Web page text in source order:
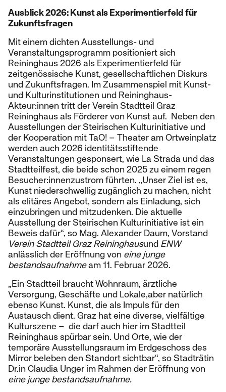
Ausblick 2026: Kunst als Experimentierfeld für
Zukunftsfragen
Mit einem dichten Ausstellungs- und
Veranstaltungsprogramm positioniert sich
Reininghaus 2026 als Experimentierfeld für
zeitgenössische Kunst, gesellschaftlichen Diskurs
und Zukunftsfragen. Im Zusammenspiel mit Kunst-
und Kulturinstitutionen und Reininghaus-
Akteur:innen tritt der Verein Stadtteil Graz
Reininghaus als Förderer von Kunst auf. Neben den
Ausstellungen der Steirischen Kulturinitiative und
der Kooperation mit TaO! – Theater am Ortweinplatz
werden auch 2026 identitätsstiftende
Veranstaltungen gesponsert, wie La Strada und das
Stadtteilfest, die beide schon 2025 zu einem regen
Besucher:innenzustrom führten. „Unser Ziel ist es,
Kunst niederschwellig zugänglich zu machen, nicht
als elitäres Angebot, sondern als Einladung, sich
einzubringen und mitzudenken. Die aktuelle
Ausstellung der Steirischen Kulturinitiative ist ein
Beweis dafür“, so Mag. Alexander Daum, Vorstand
Verein Stadtteil Graz Reininghausund ENW
anlässlich der Eröffnung von eine junge
bestandsaufnahmeam 11. Februar 2026.
„Ein Stadtteil braucht Wohnraum, ärztliche
Versorgung, Geschäfte und Lokale,aber natürlich
ebenso Kunst. Kunst, die als Impuls für den
Austausch dient. Graz hat eine diverse, vielfältige
Kulturszene – die darf auch hier im Stadtteil
Reininghaus spürbar sein. Und Orte, wie der
temporäre Ausstellungsraum im Erdgeschoss des
Mirror beleben den Standort sichtbar“, so Stadträtin
Dr.in Claudia Unger im Rahmen der Eröffnung von
eine junge bestandsaufnahme.